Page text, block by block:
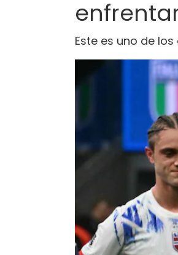
Este es uno de